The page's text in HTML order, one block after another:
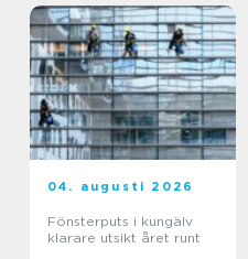
04. augusti 2026
Fönsterputs i kungälv
klarare utsikt året runt